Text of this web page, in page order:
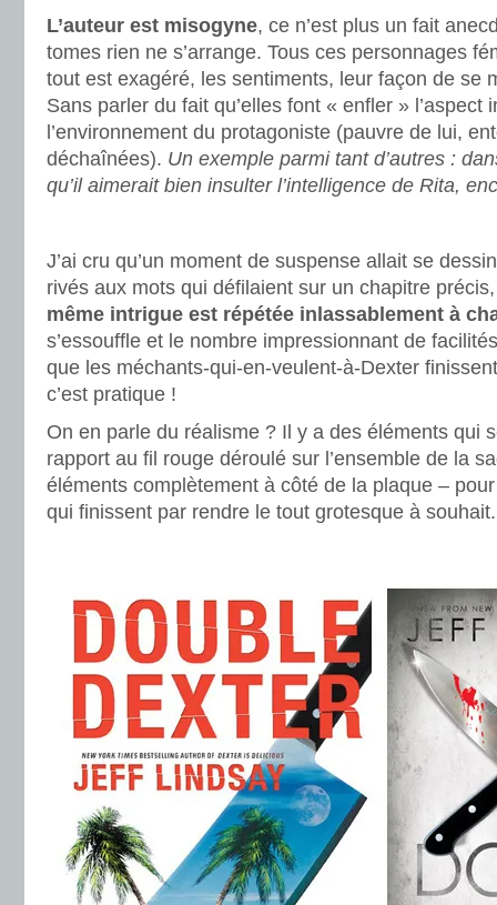
L’auteur est misogyne, ce n’est plus un fait
tomes rien ne s’arrange. Tous ces personnages
tout est exagéré, les sentiments, leur façon de se
Sans parler du fait qu’elles font « enfler » l’aspect
l’environnement du protagoniste (pauvre de lui,
déchaînées). Un exemple parmi tant d’autres :
qu’il aimerait bien insulter l’intelligence de Rita,
J’ai cru qu’un moment de suspense allait se
rivés aux mots qui défilaient sur un chapitre
même intrigue est répétée inlassablement à
s’essouffle et le nombre impressionnant de
que les méchants-qui-en-veulent-à-Dexter
c’est pratique !
On en parle du réalisme ? Il y a des éléments qui
rapport au fil rouge déroulé sur l’ensemble de la
éléments complètement à côté de la plaque –
qui finissent par rendre le tout grotesque à